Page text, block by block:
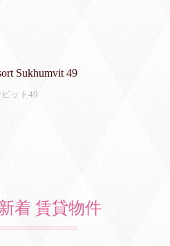
Sukhumvit 49
ット49
着 賃貸物件